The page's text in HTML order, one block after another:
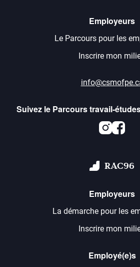
Employeurs
Le Parcours pour les
Inscrire mon
Suivez le Parcours travail-
RAC96
Employeurs
La démarche pour les
Inscrire mon
Employé(e)s